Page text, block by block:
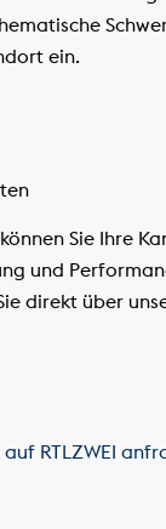
ein.
Sie Ihre
und
direkt über
RTLZWEI